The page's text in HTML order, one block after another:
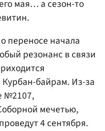
мая… а сезон-то
переносе начала
резонанс в связи
байрам. Из-за
№2107,
мечетью,
4 сентября.